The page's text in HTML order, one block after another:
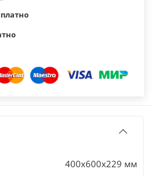
400x600x229 мм